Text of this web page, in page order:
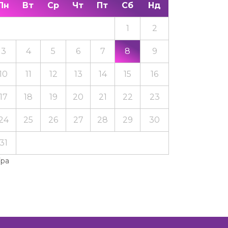
Вт Ср Чт Пт Сб Нд
1 2
3 4 5 6 7 8 9
11 12 13 14 15 16
18 19 20 21 22 23
25 26 27 28 29 30